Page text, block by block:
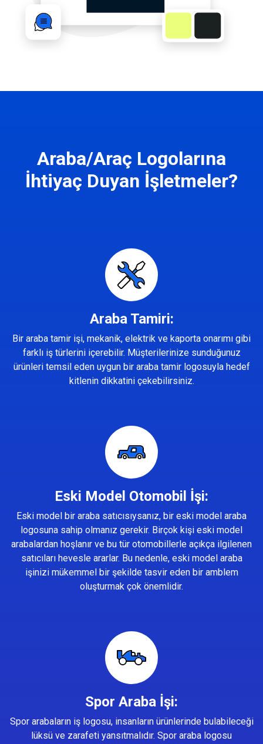
Araba/Araç Logolarına
İhtiyaç Duyan İşletmeler?
Araba Tamiri:
Bir araba tamir işi, mekanik, elektrik ve kaporta onarımı gibi
farklı iş türlerini içerebilir. Müşterilerinize sunduğunuz
ürünleri temsil eden uygun bir araba tamir logosuyla hedef
kitlenin dikkatini çekebilirsiniz.
Eski Model Otomobil İşi:
Eski model bir araba satıcısıysanız, bir eski model araba
logosuna sahip olmanız gerekir. Birçok kişi eski model
arabalardan hoşlanır ve bu tür otomobillerle açıkça ilgilenen
satıcıları hevesle ararlar. Bu nedenle, eski model araba
işinizi mükemmel bir şekilde tasvir eden bir amblem
oluşturmak çok önemlidir.
Spor Araba İşi:
Spor arabaların iş logosu, insanların ürünlerinde bulabileceği
lüksü ve zarafeti yansıtmalıdır. Spor araba logosu